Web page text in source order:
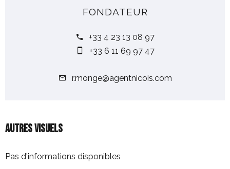
FONDATEUR
+33 4 23 13 08 97
+33 6 11 69 97 47
r.monge@agentnicois.com
Autres visuels
Pas d'informations disponibles